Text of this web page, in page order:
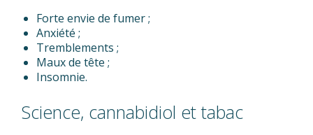
Forte envie de fumer ;
Anxiété ;
Tremblements ;
Maux de tête ;
Insomnie.
Science, cannabidiol et tabac